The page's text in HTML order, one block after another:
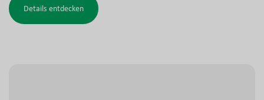
ist.
Details entdecken